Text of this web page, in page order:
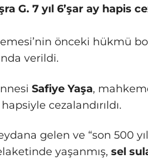
G. 7 yıl 6’şar ay hapis
önceki hükmü
verildi.
Safiye Yaşa,
cezalandırıldı.
gelen ve “son 500
yaşanmış, sel